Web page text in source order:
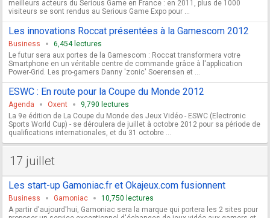
meilleurs acteurs du Serious Game en France : en 2011, plus de 1000
visiteurs se sont rendus au Serious Game Expo pour ...
Les innovations Roccat présentées à la Gamescom 2012
Business
6,454 lectures
Le futur sera aux portes de la Gamescom : Roccat transformera votre
Smartphone en un véritable centre de commande grâce à l'application
Power-Grid. Les pro-gamers Danny 'zonic' Soerensen et ...
ESWC : En route pour la Coupe du Monde 2012
Agenda Oxent
9,790 lectures
La 9e édition de La Coupe du Monde des Jeux Vidéo - ESWC (Electronic
Sports World Cup) - se déroulera de juillet à octobre 2012 pour sa période de
qualifications internationales, et du 31 octobre ...
17 juillet
Les start-up Gamoniac.fr et Okajeux.com fusionnent
Business Gamoniac
10,750 lectures
A partir d'aujourd'hui, Gamoniac sera la marque qui portera les 2 sites pour